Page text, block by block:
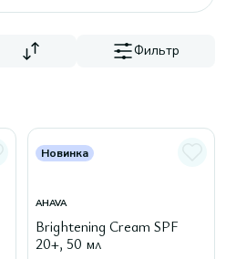
Фильтр
Новинка
AHAVA
Brightening Cream SPF
20+, 50 мл